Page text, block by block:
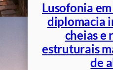
Lusofonia
diplomacia
cheias e
estruturais
de